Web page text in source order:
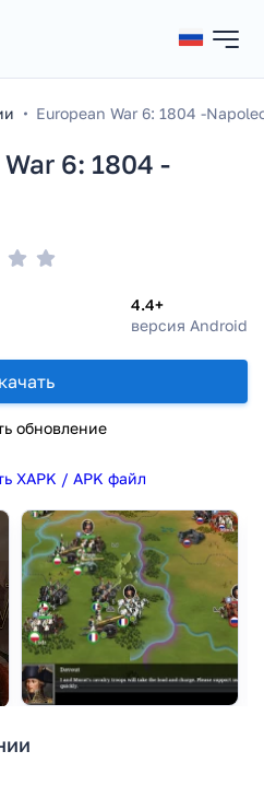
European War 6: 1804 -
6: 1804 -
4.4+
версия Android
обновление
XAPK / APK файл